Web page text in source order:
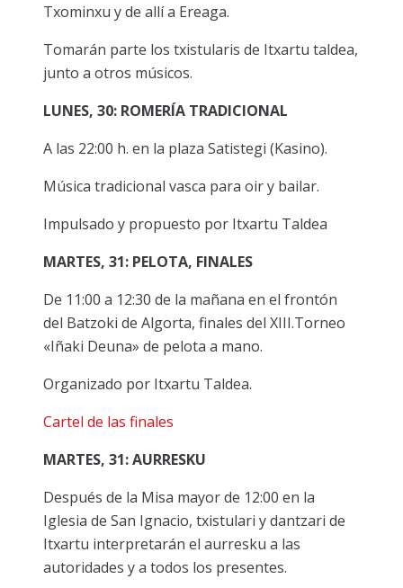
Txominxu y de allí a Ereaga.
Tomarán parte los txistularis de Itxartu taldea,
junto a otros músicos.
LUNES, 30: ROMERÍA TRADICIONAL
A las 22:00 h. en la plaza Satistegi (Kasino).
Música tradicional vasca para oir y bailar.
Impulsado y propuesto por Itxartu Taldea
MARTES, 31: PELOTA, FINALES
De 11:00 a 12:30 de la mañana en el frontón
del Batzoki de Algorta, finales del XIII.Torneo
«Iñaki Deuna» de pelota a mano.
Organizado por Itxartu Taldea.
Cartel de las finales
MARTES, 31: AURRESKU
Después de la Misa mayor de 12:00 en la
Iglesia de San Ignacio, txistulari y dantzari de
Itxartu interpretarán el aurresku a las
autoridades y a todos los presentes.